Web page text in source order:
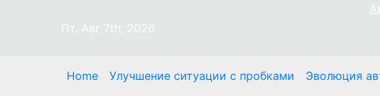
Пт. Авг 7th, 2026
Home Улучшение ситуации с пробками
Эволюция